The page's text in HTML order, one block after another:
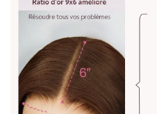
vous le souhaitez. Vous
des exigences. Il faudra 7
nous écrire à : vip@shinehair.fr
5.Puis-je avoir un prix de gros
Oui, vous pouvez avoir un
pour une commande groupée.
3.WIG MESURE